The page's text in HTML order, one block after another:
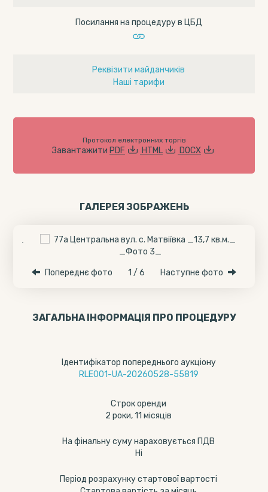
Посилання на процедуру в ЦБД
Реквізити майданчиків
Наші тарифи
Протокол електронних торгів
Завантажити PDF HTML DOCX
ГАЛЕРЕЯ ЗОБРАЖЕНЬ
Попереднє фото 1 / 6 Наступне фото
ЗАГАЛЬНА ІНФОРМАЦІЯ ПРО ПРОЦЕДУРУ
Ідентифікатор попереднього аукціону
RLE001-UA-20260528-55819
Строк оренди
2 роки, 11 місяців
На фінальну суму нараховується ПДВ
Ні
Період розрахунку стартової вартості